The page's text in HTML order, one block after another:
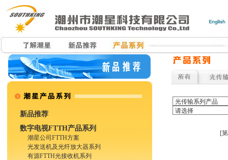
新品推荐
数字电视FTTH产品系列
潮星公司FTTH方案
光发送机及光纤放大器系列
有源FTTH光接收机系列
[